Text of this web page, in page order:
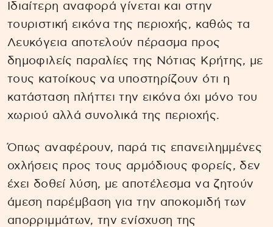
Ιδιαίτερη αναφορά γίνεται και στην
τουριστική εικόνα της περιοχής, καθώς τα
Λευκόγεια αποτελούν πέρασμα προς
δημοφιλείς παραλίες της Νότιας Κρήτης, με
τους κατοίκους να υποστηρίζουν ότι η
κατάσταση πλήττει την εικόνα όχι μόνο του
χωριού αλλά συνολικά της περιοχής.
Όπως αναφέρουν, παρά τις επανειλημμένες
οχλήσεις προς τους αρμόδιους φορείς, δεν
έχει δοθεί λύση, με αποτέλεσμα να ζητούν
άμεση παρέμβαση για την αποκομιδή των
απορριμμάτων, την ενίσχυση της